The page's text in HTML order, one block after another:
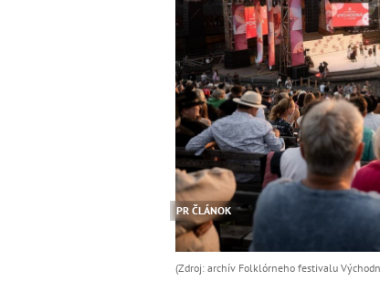
PR ČLÁNOK
(Zdroj: archív Folklórneho festivalu